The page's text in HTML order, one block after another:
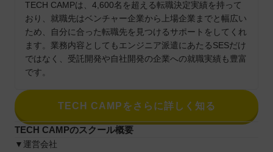
TECH CAMPは、4,600名を超える転職決定実績を持って
おり、就職先はベンチャー企業から上場企業までと幅広い
ため、自分に合った転職先を見つけるサポートをしてくれ
ます。業務内容としてもエンジニア派遣にあたるSESだけ
ではなく、受託開発や自社開発の企業への就職実績も豊富
です。
TECH CAMPをさらに詳しく知る
TECH CAMPのスクール概要
▼運営会社